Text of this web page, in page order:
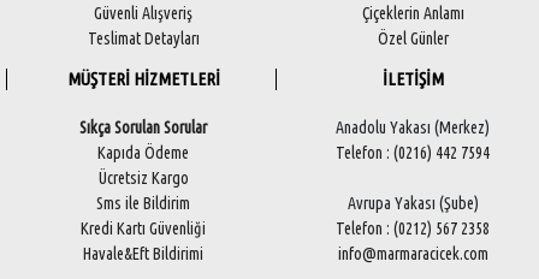
Güvenli Alışveriş
Teslimat Detayları
Çiçeklerin Anlamı
Özel Günler
MÜŞTERİ HİZMETLERİ
Sıkça Sorulan Sorular
Kapıda Ödeme
Ücretsiz Kargo
Sms ile Bildirim
Kredi Kartı Güvenliği
Havale&Eft Bildirimi
İLETİŞİM
Anadolu Yakası (Merkez)
Telefon : (0216) 442 7594
Avrupa Yakası (Şube)
Telefon : (0212) 567 2358
info@marmaracicek.com